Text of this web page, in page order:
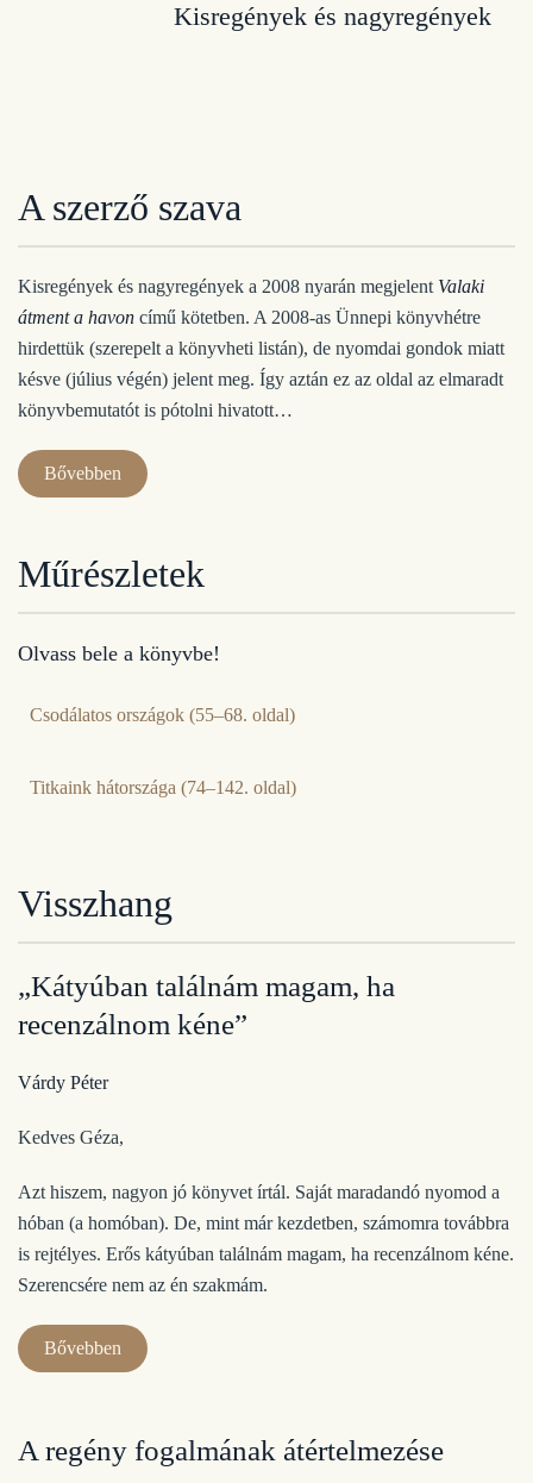
Kisregények és nagyregények
A szerző szava
Kisregények és nagyregények a 2008 nyarán megjelent Valaki
átment a havon című kötetben. A 2008-as Ünnepi könyvhétre
hirdettük (szerepelt a könyvheti listán), de nyomdai gondok miatt
késve (július végén) jelent meg. Így aztán ez az oldal az elmaradt
könyvbemutatót is pótolni hivatott…
Bővebben
Műrészletek
Olvass bele a könyvbe!
Csodálatos országok (55–68. oldal)
Titkaink hátországa (74–142. oldal)
Visszhang
„Kátyúban találnám magam, ha
recenzálnom kéne”
Várdy Péter
Kedves Géza,
Azt hiszem, nagyon jó könyvet írtál. Saját maradandó nyomod a
hóban (a homóban). De, mint már kezdetben, számomra továbbra
is rejtélyes. Erős kátyúban találnám magam, ha recenzálnom kéne.
Szerencsére nem az én szakmám.
Bővebben
A regény fogalmának átértelmezése